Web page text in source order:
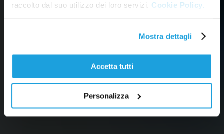
raccolto dal suo utilizzo dei loro servizi. Cookie Policy.
Mostra dettagli
Accetta tutti
Personalizza